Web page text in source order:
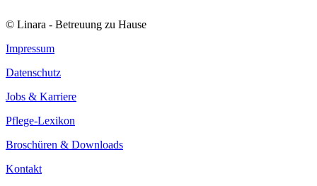
© Linara - Betreuung zu Hause
Impressum
Datenschutz
Jobs & Karriere
Pflege-Lexikon
Broschüren & Downloads
Kontakt